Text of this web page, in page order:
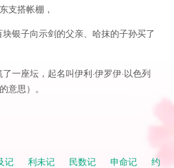
支搭帐棚，
银子向示剑的父亲、哈抹的子孙买了
一座坛，起名叫伊利·伊罗伊·以色列
意思）。
记 利未记 民数记 申命记
约